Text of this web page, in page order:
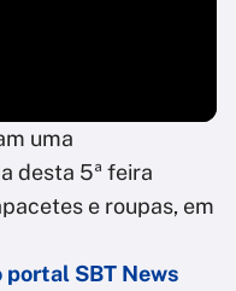
uma
desta 5ª feira
e roupas, em
portal SBT News